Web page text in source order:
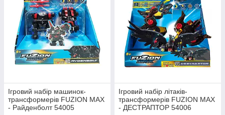
Ігровий набір машинок-
трансформерів FUZION MAX
- Райденболт 54005
Ігровий набір літаків-
трансформерів FUZION MAX
- ДЕСТРАПТОР 54006